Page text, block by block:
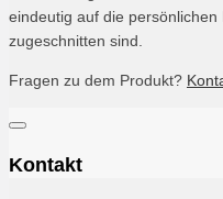
eindeutig auf die
zugeschnitten sind.
Fragen zu dem Produkt?
Kontakt